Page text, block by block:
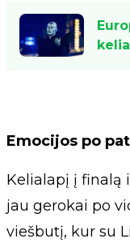
Emocijos po
Kelialapį į finalą
jau gerokai po
viešbutį, kur su